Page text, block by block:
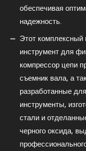
обеспечивая
надежность.
Этот комплексный
инструмент для
компрессор цепи
съемник вала, а
разработанные
инструменты,
стали и
черного оксида,